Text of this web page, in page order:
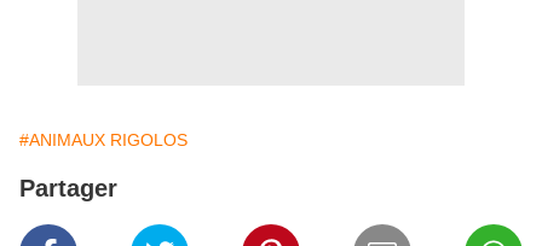
#ANIMAUX RIGOLOS
Partager